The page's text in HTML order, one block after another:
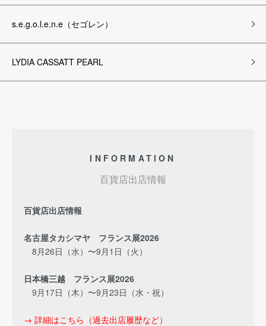
s.e.g.o.l.e.n.e（セゴレン）
LYDIA CASSATT PEARL
INFORMATION
百貨店出店情報
百貨店出店情報
名古屋タカシマヤ フランス展2026
8月26日（水）〜9月1日（火）
日本橋三越 フランス展2026
9月17日（木）〜9月23日（水・祝）
→ 詳細はこちら（過去出店履歴など）